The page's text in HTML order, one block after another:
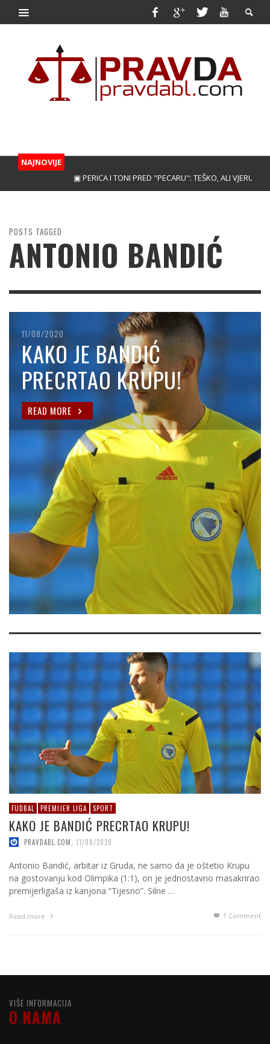
NAJNOVIJE
▣ PERICA I TONI PRED "PECARU": TEŠKO, ALI VJERUJEMO!
POSTS TAGGED
ANTONIO BANDIĆ
11/08/2020
KAKO JE BANDIĆ
PRECRTAO KRUPU!
READ MORE
FUDBAL PREMIJER LIGA SPORT
KAKO JE BANDIĆ PRECRTAO KRUPU!
PRAVDABL.COM 11/08/2020
Antonio Bandić, arbitar iz Gruda, ne samo da je oštetio Krupu
na gostovanju kod Olimpika (1:1), on je jednostavno masakrirao
premijerligaša iz kanjona “Tijesno”. Silne …
Read more 1 Comment
VIŠE INFORMACIJA
O NAMA